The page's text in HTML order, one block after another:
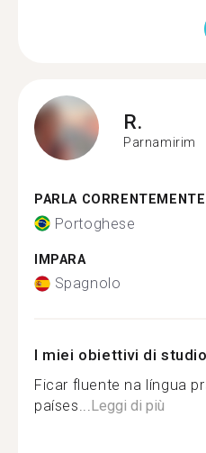
R.
Parnamirim
PARLA CORRENTEMENTE
Portoghese
IMPARA
Spagnolo
I miei obiettivi di studio
Ficar fluente na língua
países...Leggi di più